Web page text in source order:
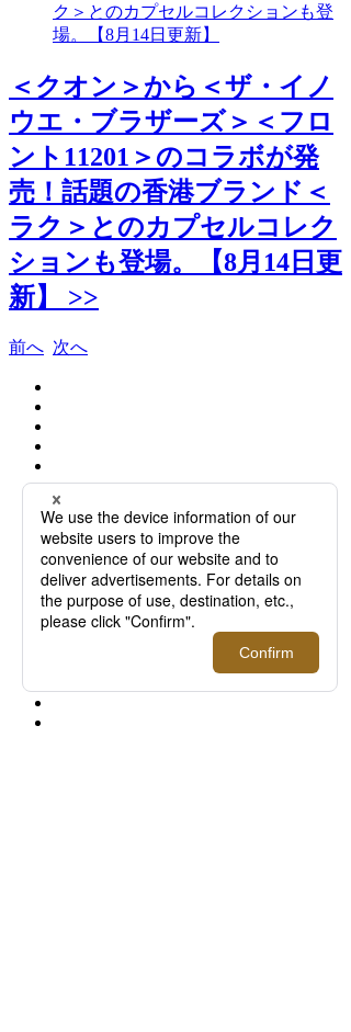
ク＞とのカプセルコレクションも登
場。【8月14日更新】
＜クオン＞から＜ザ・イノ
ウエ・ブラザーズ＞＜フロ
ント11201＞のコラボが発
売！話題の香港ブランド＜
ラク＞とのカプセルコレク
ションも登場。【8月14日更
新】 >>
前へ 次へ